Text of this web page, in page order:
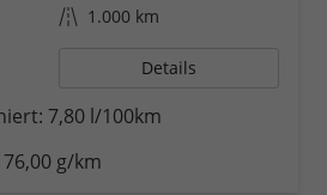
Kilometerstand 1.000 km
Details
7,80 l/100km
g/km